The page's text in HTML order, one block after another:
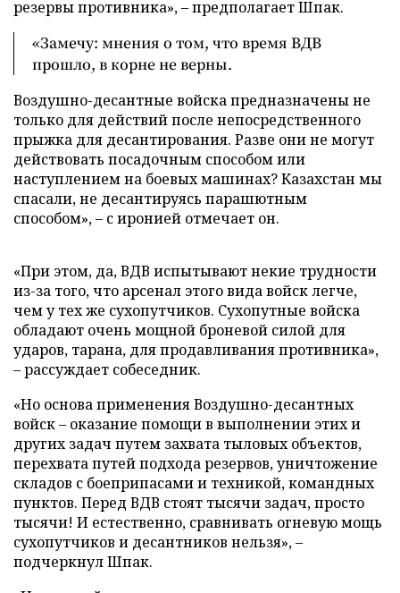
резервы противника», – предполагает Шпак.
«Замечу: мнения о том, что время ВДВ
прошло, в корне не верны.
Воздушно-десантные войска предназначены не
только для действий после непосредственного
прыжка для десантирования. Разве они не могут
действовать посадочным способом или
наступлением на боевых машинах? Казахстан мы
спасали, не десантируясь парашютным
способом», – с иронией отмечает он.
«При этом, да, ВДВ испытывают некие трудности
из-за того, что арсенал этого вида войск легче,
чем у тех же сухопутчиков. Сухопутные войска
обладают очень мощной броневой силой для
ударов, тарана, для продавливания противника»,
– рассуждает собеседник.
«Но основа применения Воздушно-десантных
войск – оказание помощи в выполнении этих и
других задач путем захвата тыловых объектов,
перехвата путей подхода резервов, уничтожение
складов с боеприпасами и техникой, командных
пунктов. Перед ВДВ стоят тысячи задач, просто
тысячи! И естественно, сравнивать огневую мощь
сухопутчиков и десантников нельзя», –
подчеркнул Шпак.